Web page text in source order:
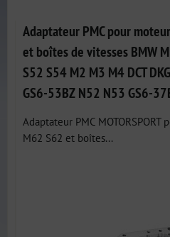
Adaptateur PMC pour
et boîtes de vitesses BMW
S52 S54 M2 M3 M4 DCT
GS6-53BZ N52 N53 GS6-
Adaptateur PMC
M62 S62 et boîtes...